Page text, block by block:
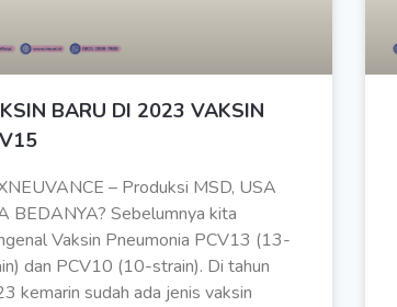
BARU DI 2023 VAKSIN
– Produksi MSD, USA
BEDANYA? Sebelumnya kita
Vaksin Pneumonia PCV13 (13-
dan PCV10 (10-strain). Di tahun
kemarin sudah ada jenis vaksin